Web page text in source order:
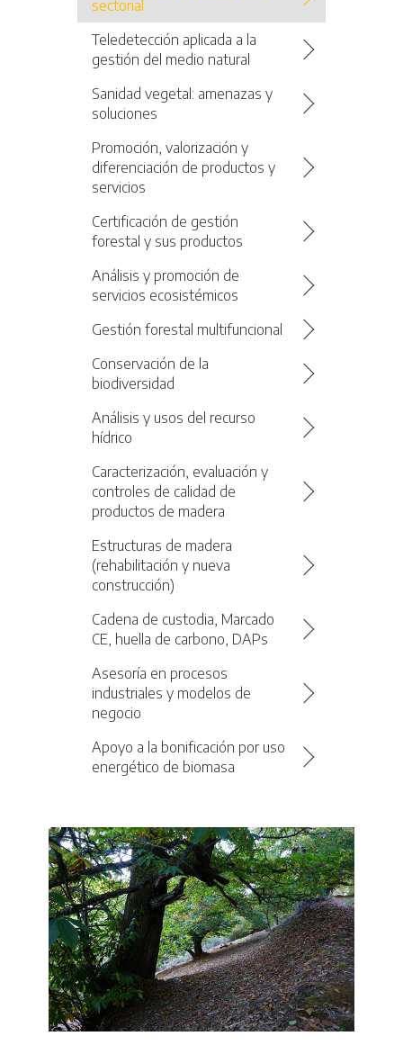
sectorial
Teledetección aplicada a la
gestión del medio natural
Sanidad vegetal: amenazas y
soluciones
Promoción, valorización y
diferenciación de productos y
servicios
Certificación de gestión
forestal y sus productos
Análisis y promoción de
servicios ecosistémicos
Gestión forestal multifuncional
Conservación de la
biodiversidad
Análisis y usos del recurso
hídrico
Caracterización, evaluación y
controles de calidad de
productos de madera
Estructuras de madera
(rehabilitación y nueva
construcción)
Cadena de custodia, Marcado
CE, huella de carbono, DAPs
Asesoría en procesos
industriales y modelos de
negocio
Apoyo a la bonificación por uso
energético de biomasa